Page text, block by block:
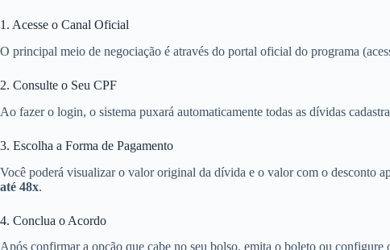
1. Acesse o Canal Oficial
O principal meio de negociação é através do portal oficial do programa
2. Consulte o Seu CPF
Ao fazer o login, o sistema puxará automaticamente todas as dívidas
3. Escolha a Forma de Pagamento
Você poderá visualizar o valor original da dívida e o valor com o desconto
até 48x.
4. Conclua o Acordo
Após confirmar a opção que cabe no seu bolso, emita o boleto ou